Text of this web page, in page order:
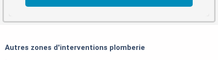
Autres zones d'interventions plomberie